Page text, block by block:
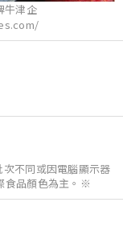
牛津企
不同或因電腦顯示器
食品顏色為主。※